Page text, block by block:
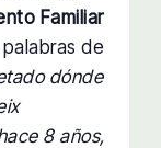
Familiar
palabras de
dónde
8 años,